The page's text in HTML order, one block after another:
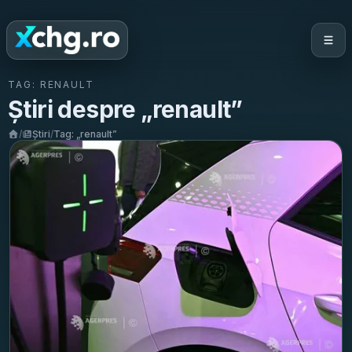
TAG: RENAULT
Știri despre „renault”
/ Știri/Tag: „renault”